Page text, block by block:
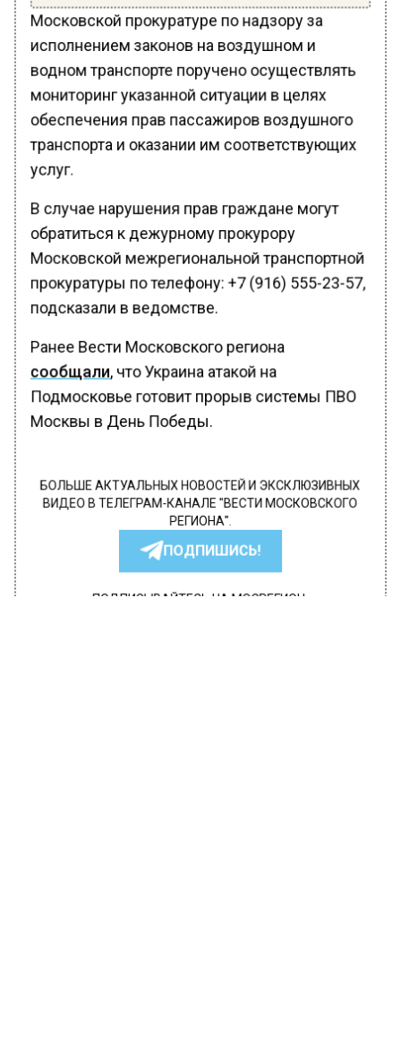
Московской прокуратуре по надзору за
исполнением законов на воздушном и
водном транспорте поручено осуществлять
мониторинг указанной ситуации в целях
обеспечения прав пассажиров воздушного
транспорта и оказании им соответствующих
услуг.
В случае нарушения прав граждане могут
обратиться к дежурному прокурору
Московской межрегиональной транспортной
прокуратуры по телефону: +7 (916) 555-23-57,
подсказали в ведомстве.
Ранее Вести Московского региона
сообщали, что Украина атакой на
Подмосковье готовит прорыв системы ПВО
Москвы в День Победы.
БОЛЬШЕ АКТУАЛЬНЫХ НОВОСТЕЙ И ЭКСКЛЮЗИВНЫХ
ВИДЕО В ТЕЛЕГРАМ-КАНАЛЕ "ВЕСТИ МОСКОВСКОГО
РЕГИОНА".
ПОДПИШИСЬ!